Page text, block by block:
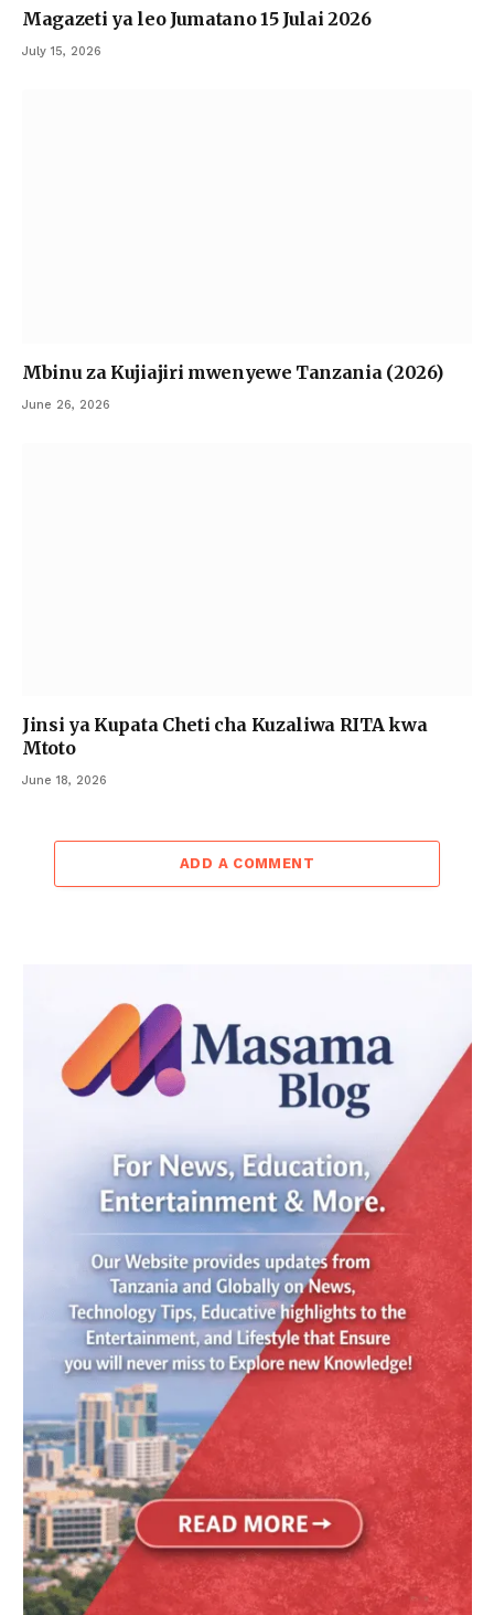
Magazeti ya leo Jumatano 15 Julai 2026
July 15, 2026
Mbinu za Kujiajiri mwenyewe Tanzania (2026)
June 26, 2026
Jinsi ya Kupata Cheti cha Kuzaliwa RITA kwa
Mtoto
June 18, 2026
ADD A COMMENT